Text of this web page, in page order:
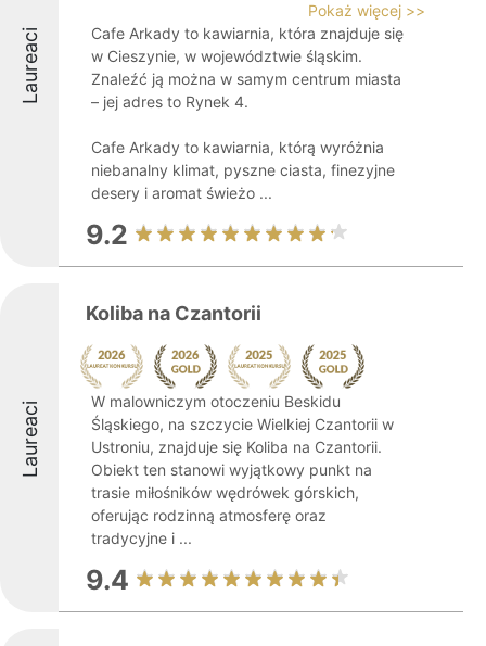
Laureaci
Pokaż więcej >>
Cafe Arkady to kawiarnia, która znajduje się
w Cieszynie, w województwie śląskim.
Znaleźć ją można w samym centrum miasta
– jej adres to Rynek 4.
Cafe Arkady to kawiarnia, którą wyróżnia
niebanalny klimat, pyszne ciasta, finezyjne
desery i aromat świeżo ...
9.2
Laureaci
Koliba na Czantorii
W malowniczym otoczeniu Beskidu
Śląskiego, na szczycie Wielkiej Czantorii w
Ustroniu, znajduje się Koliba na Czantorii.
Obiekt ten stanowi wyjątkowy punkt na
trasie miłośników wędrówek górskich,
oferując rodzinną atmosferę oraz
tradycyjne i ...
9.4